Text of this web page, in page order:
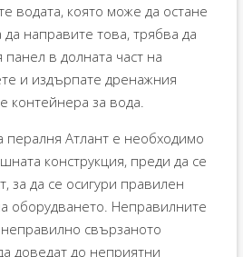
водата, която може да остане
направите това, трябва да
в долната част на
и издърпате дренажния
контейнера за вода.
пералня Атлант е необходимо
конструкция, преди да се
за да се осигури правилен
оборудването. Неправилните
свързаното
доведат до неприятни